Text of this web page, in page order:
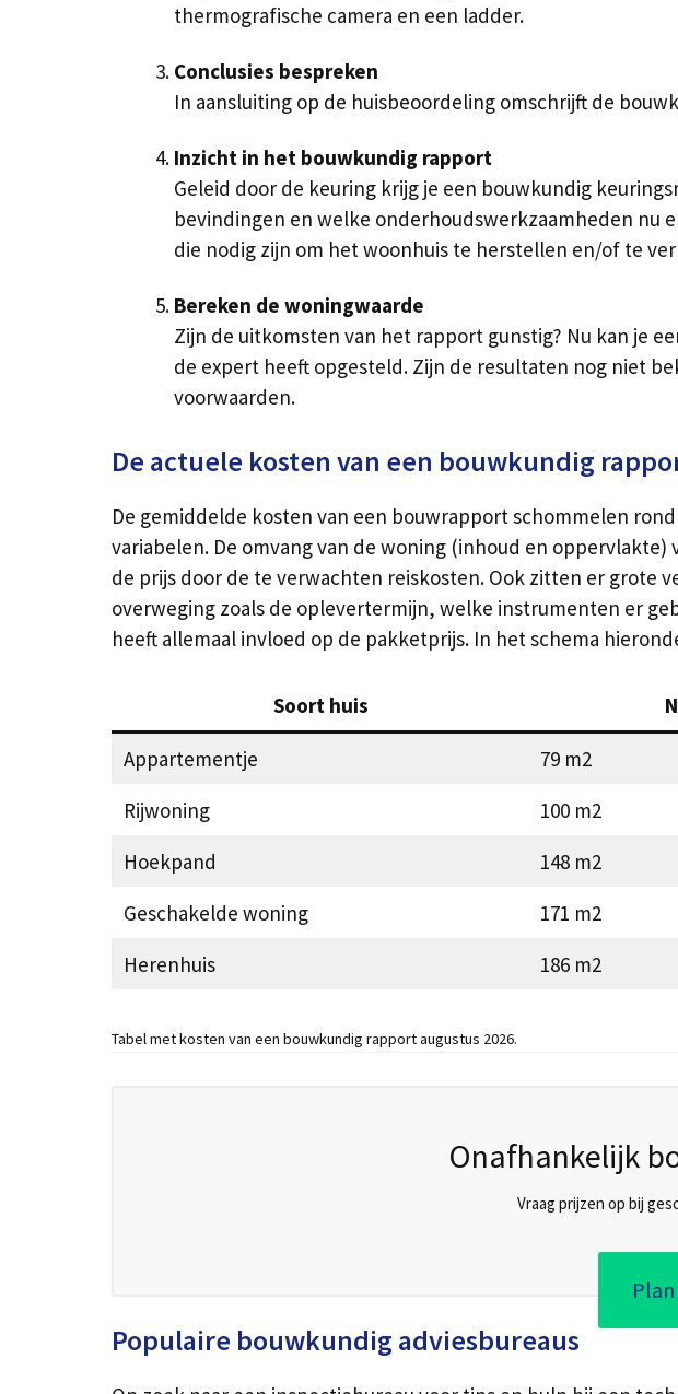
thermografische camera en een ladder.
Conclusies bespreken
In aansluiting op de huisbeoordeling omschrijft de
Inzicht in het bouwkundig rapport
Geleid door de keuring krijg je een bouwkundig
bevindingen en welke onderhoudswerkzaamheden nu
die nodig zijn om het woonhuis te herstellen en/of te
Bereken de woningwaarde
Zijn de uitkomsten van het rapport gunstig? Nu kan je
de expert heeft opgesteld. Zijn de resultaten nog niet
voorwaarden.
De actuele kosten van een bouwkundig
De gemiddelde kosten van een bouwrapport schommelen
variabelen. De omvang van de woning (inhoud en
de prijs door de te verwachten reiskosten. Ook zitten er grote
overweging zoals de oplevertermijn, welke instrumenten er
heeft allemaal invloed op de pakketprijs. In het schema
Soort huis
Appartementje 79 m2
Rijwoning
100 m2
Hoekpand
148 m2
Geschakelde woning
171 m2
Herenhuis
186 m2
Tabel met kosten van een bouwkundig rapport augustus 2026.
Onafhankelijk
Vraag prijzen op bij
Populaire bouwkundig adviesbureaus